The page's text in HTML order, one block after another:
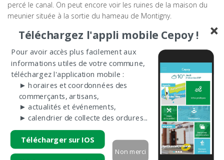
percé le canal. On peut encore voir les ruines de la maison du
meunier située à la sortie du hameau de Montigny.
Téléchargez l'appli mobile Cepoy !
Pour avoir accès plus facilement aux
informations utiles de votre commune,
téléchargez l'application mobile :
Télécharger sur IOS
► horaires et coordonnées des
commerçants, artisans,
► actualités et événements,
Non merci
► calendrier de collecte des ordures...